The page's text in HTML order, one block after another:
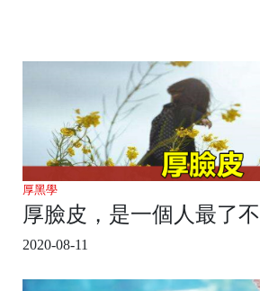
厚黑學
厚臉皮，是一個人最了
2020-08-11